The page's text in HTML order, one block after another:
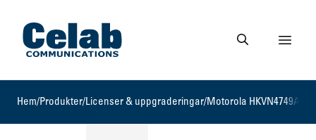
Gå till startsidan
Gå till söksidan
Visa
Hem/Produkter/Licenser & uppgraderingar/ Motorola HKVN4749A